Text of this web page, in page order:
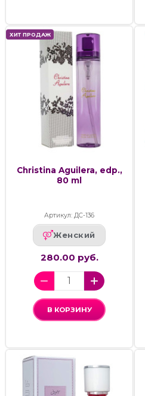
ХИТ ПРОДАЖ
Christina Aguilera, edp.,
80 ml
Артикул: ДС-136
Женский
280.00 руб.
В КОРЗИНУ